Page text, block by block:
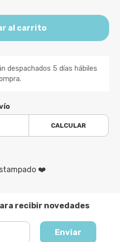
al carrito
despachados 5 días hábiles
CALCULAR
❤️
recibir novedades
Enviar